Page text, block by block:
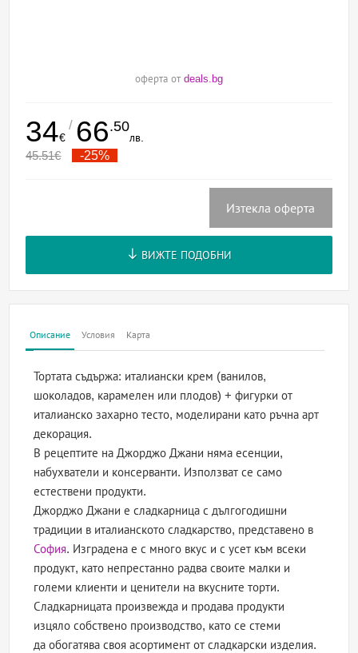
оферта от deals.bg
34€
/ 66.50
лв.
45.51€ -25%
Изтекла оферта
ВИЖТЕ ПОДОБНИ
Описание Условия Карта
Тортата съдържа: италиански крем (ванилов,
шоколадов, карамелен или плодов) + фигурки от
италианско захарно тесто, моделирани като ръчна арт
декорация.
В рецептите на Джорджо Джани няма есенции,
набухватели и консерванти. Използват се само
естествени продукти.
Джорджо Джани е сладкарница с дългогодишни
традиции в италианското сладкарство, представено в
София. Изградена е с много вкус и с усет към всеки
продукт, като непрестанно радва своите малки и
големи клиенти и ценители на вкусните торти.
Сладкарницата произвежда и продава продукти
изцяло собствено производство, като се стеми
да обогатява своя асортимент от сладкарски изделия.